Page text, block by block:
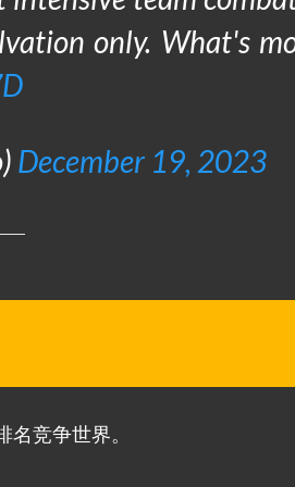
only. What's
December 19, 2023
竞争世界。